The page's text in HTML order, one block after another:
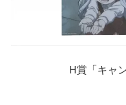
H賞「キャ